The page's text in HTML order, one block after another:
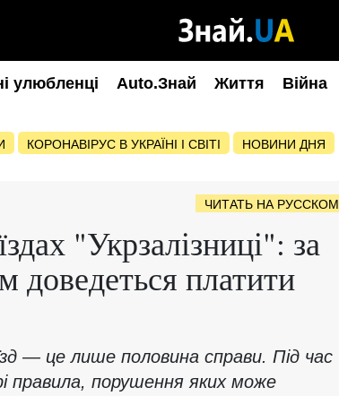
улюбленці Auto.Знай Життя Війна
КОРОНАВІРУС В УКРАЇНІ І СВІТІ НОВИНИ ДНЯ
ЧИТАТЬ НА РУССКОМ
"Укрзалізниці": за
доведеться платити
— це лише половина справи. Під час
правила, порушення яких може